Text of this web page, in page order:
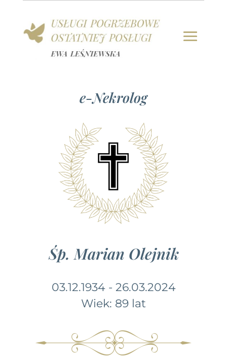
e-Nekrolog
Śp. Marian Olejnik
03.12.1934 - 26.03.2024
Wiek: 89 lat